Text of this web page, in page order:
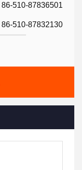
86-510-87836501
86-510-87832130